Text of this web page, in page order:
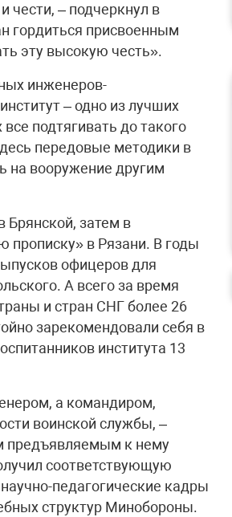
чести, – подчеркнул в
гордиться присвоенным
эту высокую честь».
инженеров-
– одно из лучших
подтягивать до такого
передовые методики в
на вооружение другим
Брянской, затем в
прописку» в Рязани. В годы
офицеров для
А всего за время
и стран СНГ более 26
зарекомендовали себя в
института 13
а командиром,
воинской службы, –
предъявляемым к нему
соответствующую
педагогические кадры
структур Минобороны.